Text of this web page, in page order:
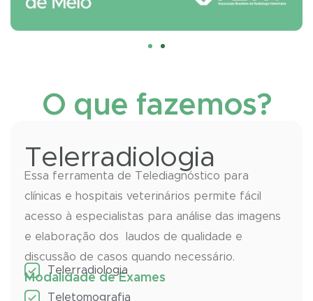
O que fazemos?
Telerradiologia
Essa ferramenta de Telediagnóstico para
clínicas e hospitais veterinários permite fácil
acesso à especialistas para análise das imagens
e elaboração dos laudos de qualidade e
discussão de casos quando necessário.
Modalidade de Exames
Telerradiologia
Teletomografia